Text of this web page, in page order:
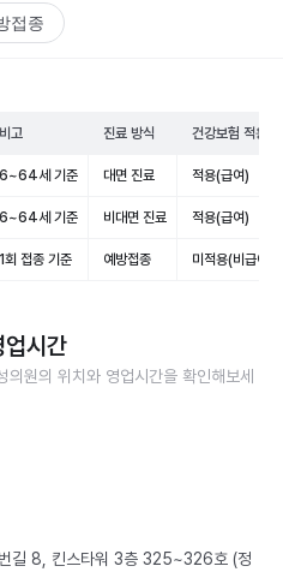
접종
비고 진료 방식 건강보험 적용
6~64세 기준 대면 진료 적용(급여)
6~64세 기준 비대면 진료 적용(급여)
1회 접종 기준 예방접종 미적용(비급여)
업시간
의원의 위치와 영업시간을 확인해보세
길 8, 킨스타워 3층 325~326호 (정